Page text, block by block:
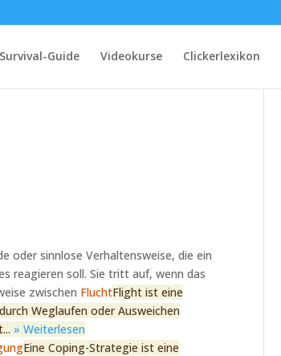
Survival-Guide Videokurse Clickerlexikon
oder sinnlose Verhaltensweise, die ein
reagieren soll. Sie tritt auf, wenn das
zwischen FluchtFlight ist eine
Weglaufen oder Ausweichen
» Weiterlesen
Eine Coping-Strategie ist eine